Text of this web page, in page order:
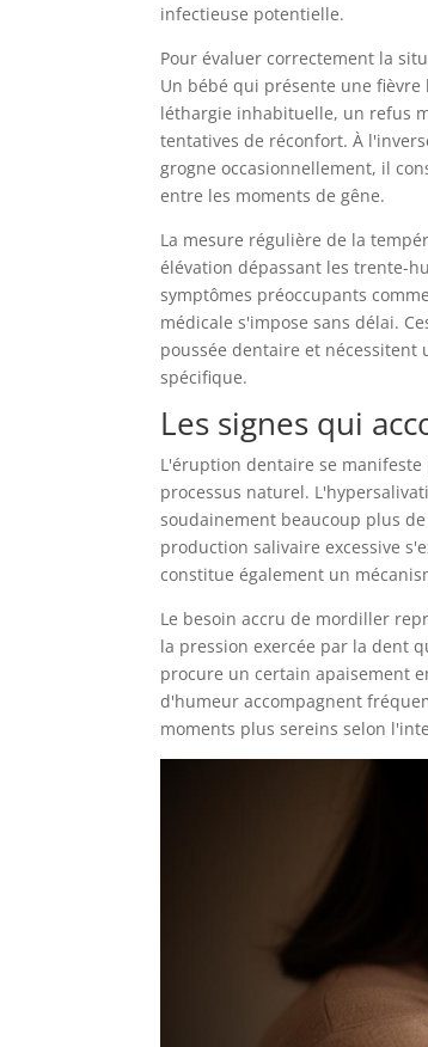
infectieuse potentielle.
Pour évaluer correctement la
Un bébé qui présente une
léthargie inhabituelle, un refus
tentatives de réconfort. À
grogne occasionnellement, il
entre les moments de gêne.
La mesure régulière de la
élévation dépassant les trente-
symptômes préoccupants
médicale s'impose sans délai.
poussée dentaire et
spécifique.
Les signes qui
L'éruption dentaire se
processus naturel.
soudainement beaucoup plus
production salivaire excessive
constitue également un
Le besoin accru de mordiller
la pression exercée par la dent
procure un certain apaisement
d'humeur accompagnent
moments plus sereins selon